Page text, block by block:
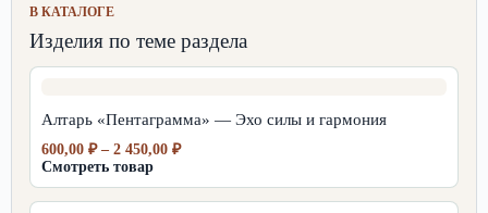
В КАТАЛОГЕ
Изделия по теме раздела
Алтарь «Пентаграмма» — Эхо силы и гармония
600,00 ₽ – 2 450,00 ₽Диапазон
600,00 ₽
–
Смотреть товар